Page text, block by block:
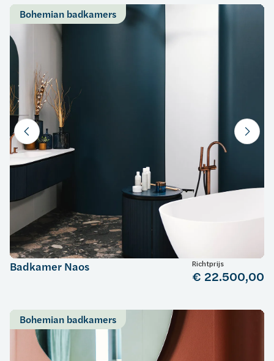
Bohemian badkamers
Badkamer Naos Richtprijs
€ 22.500,00
Bohemian badkamers